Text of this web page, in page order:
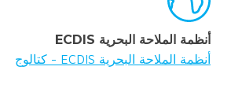
أنظمة الملاحة البحرية ECDIS
أنظمة الملاحة البحرية ECDIS - كتالوج